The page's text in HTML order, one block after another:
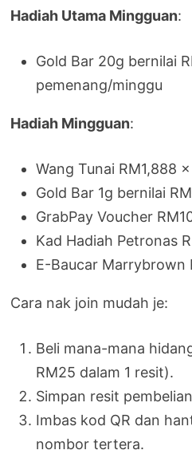
Hadiah Utama Mingguan:
Gold Bar 20g bernilai
pemenang/minggu
Hadiah Mingguan:
Wang Tunai RM1,888
Gold Bar 1g bernilai
GrabPay Voucher
Kad Hadiah Petronas
E-Baucar Marrybrown
Cara nak join mudah je:
Beli mana-mana
RM25 dalam 1 resit).
Simpan resit
Imbas kod QR dan
nombor tertera.